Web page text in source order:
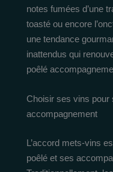
notes fumées d’une
toasté ou encore
une tendance
inattendus qui
poêlé
Choisir ses vins pour
accompagnement
L’accord mets-vins
poêlé et ses